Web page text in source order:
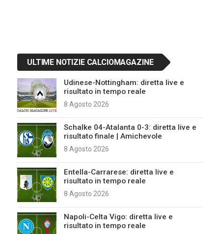
ULTIME NOTIZIE CALCIOMAGAZINE
Udinese-Nottingham: diretta live e
risultato in tempo reale
8 Agosto 2026
Schalke 04-Atalanta 0-3: diretta live e
risultato finale | Amichevole
8 Agosto 2026
Entella-Carrarese: diretta live e
risultato in tempo reale
8 Agosto 2026
Napoli-Celta Vigo: diretta live e
risultato in tempo reale